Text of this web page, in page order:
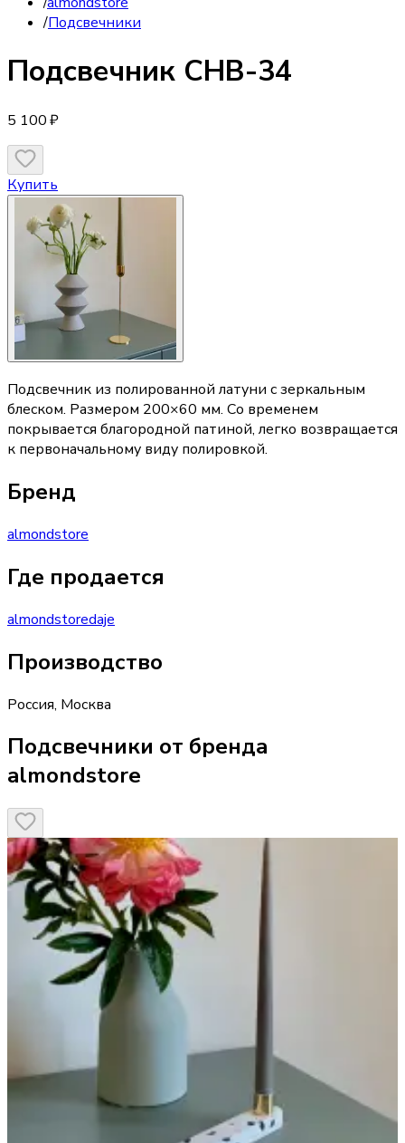
/Подсвечники
Подсвечник CHB-34
5 100 ₽
Купить
Подсвечник из полированной латуни с зеркальным
блеском. Размером 200×60 мм. Со временем
покрывается благородной патиной, легко возвращается
к первоначальному виду полировкой.
Бренд
almondstore
Где продается
almondstoredaje
Производство
Россия, Москва
Подсвечники от бренда
almondstore